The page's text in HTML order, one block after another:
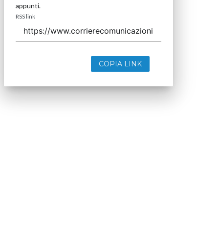
appunti.
RSS link
COPIA LINK